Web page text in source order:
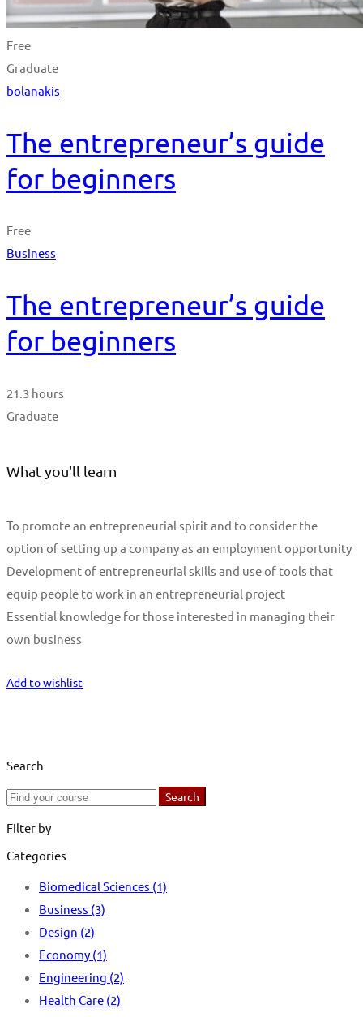
Free
Graduate
bolanakis
The entrepreneur’s guide
for beginners
Free
Business
The entrepreneur’s guide
for beginners
21.3 hours
Graduate
What you'll learn
To promote an entrepreneurial spirit and to consider the
option of setting up a company as an employment opportunity
Development of entrepreneurial skills and use of tools that
equip people to work in an entrepreneurial project
Essential knowledge for those interested in managing their
own business
Add to wishlist
Search
Search
Search
Filter by
Categories
Biomedical Sciences (1)
Business (3)
Design (2)
Economy (1)
Engineering (2)
Health Care (2)